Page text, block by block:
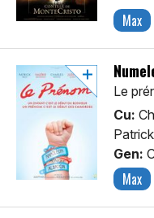
Max
Le
Cu:
Gen:
Max